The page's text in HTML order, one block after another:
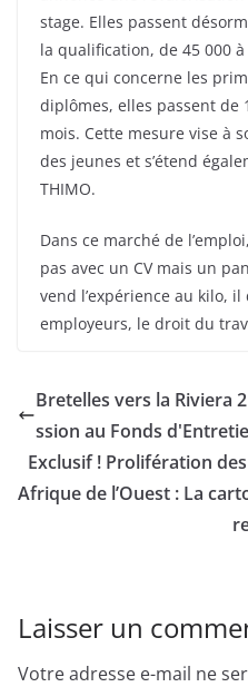
stage. Elles passent
la qualification, de 45 000 à
En ce qui concerne les
diplômes, elles passent de
mois. Cette mesure vise à
des jeunes et s’étend
THIMO.
Dans ce marché de
pas avec un CV mais un
vend l’expérience au kilo,
employeurs, le droit du
Bretelles vers la Riviera
ssion au Fonds
Exclusif ! Prolifération
Afrique de l’Ouest : La
Laisser un
Votre adresse e-mail ne